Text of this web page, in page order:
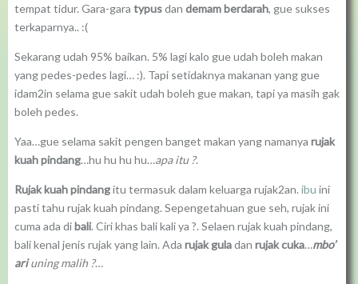
tempat tidur. Gara-gara typusdan demam berdarah, gue sukses
terkaparnya.. :(
Sekarang udah 95% baikan. 5% lagi kalo gue udah boleh makan
yang pedes-pedes lagi… :). Tapi setidaknya makanan yang gue
idam2in selama gue sakit udah boleh gue makan, tapi ya masih gak
boleh pedes.
Yaa…gue selama sakit pengen banget makan yang namanya rujak
kuah pindang…hu hu hu hu…apa itu ?.
Rujak kuah pindangitu termasuk dalam keluarga rujak2an. ibu ini
pasti tahu rujak kuah pindang. Sepengetahuan gue seh, rujak ini
cuma ada dibali. Ciri khas bali kali ya ?. Selaen rujak kuah pindang,
bali kenal jenis rujak yang lain. Ada rujak guladan rujak cuka…mbo’
ariuning malih ?…